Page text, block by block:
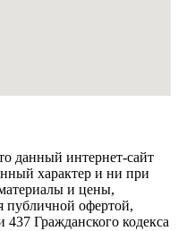
данный интернет-сайт
характер и ни при
и цены,
публичной офертой,
Гражданского кодекса